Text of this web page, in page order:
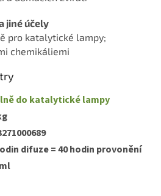
jiné účely
pro katalytické lampy;
chemikáliemi
do katalytické lampy
difuze = 40 hodin provonění